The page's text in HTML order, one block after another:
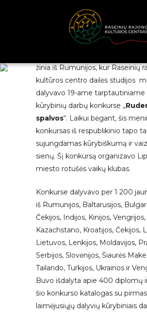
žinia iš Rumunijos, kur Raseinių
kultūros centro dailės studijos
dalyvavo 19-ame tarptautiniame
kūrybinių darbų konkurse „
spalvos“. Laikui bėgant, šis
konkursas iš respublikinio tapo
sujungdamas kūrybiškumą ir
sienų. Šį konkursą organizavo
miesto rotušės vaikų klubas.
Konkurse dalyvavo per 1 200
iš Rumunijos, Baltarusijos,
Čekijos, Indijos, Kinijos,
Kazachstano, Kroatijos, Čekijos,
Lietuvos, Lenkijos, Moldavijos,
Serbijos, Slovėnijos, Šiaurės
Tailando, Turkijos, Ukrainos ir
Buvo išdalyta apie 400 diplomų
šio konkurso katalogas su
laimėjusiųjų dalyvių kūrybiniais